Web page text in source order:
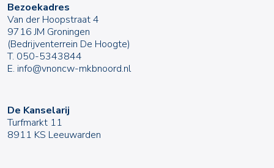
Bezoekadres
Van der Hoopstraat 4
9716 JM Groningen
(Bedrijventerrein De Hoogte)
T. 050-5343844
E. info@vnoncw-mkbnoord.nl
De Kanselarij
Turfmarkt 11
8911 KS Leeuwarden